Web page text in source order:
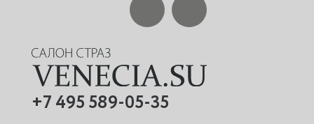
+7 495 589-05-35